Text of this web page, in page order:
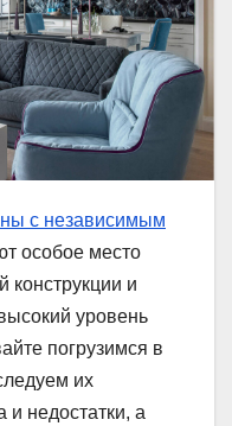
с независимым
особое место
конструкции и
уровень
погрузимся в
их
недостатки, а